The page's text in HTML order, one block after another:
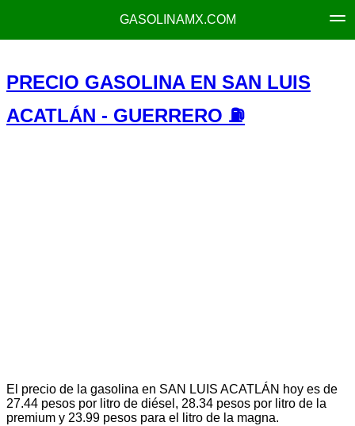
GASOLINAMX.COM
PRECIO GASOLINA EN SAN LUIS
ACATLÁN - GUERRERO ⛽
El precio de la gasolina en SAN LUIS ACATLÁN hoy es de
27.44 pesos por litro de diésel, 28.34 pesos por litro de la
premium y 23.99 pesos para el litro de la magna.